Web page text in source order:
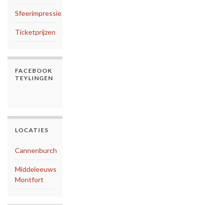
Sfeerimpressie
Ticketprijzen
FACEBOOK
TEYLINGEN
LOCATIES
Cannenburch
Middeleeuws
Montfort